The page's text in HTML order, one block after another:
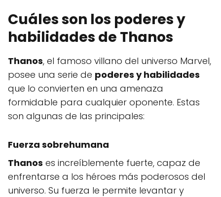
Cuáles son los poderes y
habilidades de Thanos
Thanos, el famoso villano del universo Marvel,
posee una serie de poderes y habilidades
que lo convierten en una amenaza
formidable para cualquier oponente. Estas
son algunas de las principales:
Fuerza sobrehumana
Thanos es increíblemente fuerte, capaz de
enfrentarse a los héroes más poderosos del
universo. Su fuerza le permite levantar y